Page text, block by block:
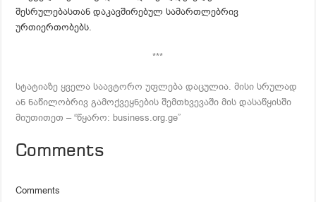
შესრულებასთან დაკავშირებულ სამართლებრივ
ურთიერთობებს.
***
სტატიაზე ყველა საავტორო უფლება დაცულია. მისი სრულად
ან ნაწილობრივ გამოქვეყნების შემთხვევაში მის დასაწყისში
მიუთითეთ – “წყარო: business.org.ge”
Comments
Comments